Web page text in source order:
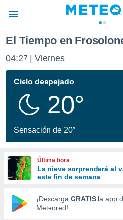
de
por
se
calidad.
a este
las
y
forma
digital
basada
El Tiempo en
04:27 Viernes
Cielo despejado
20°
Sensación de 20°
Última hora
La nieve sorprenderá al
este fin de semana
¡Descarga GRATIS la app
Meteored!